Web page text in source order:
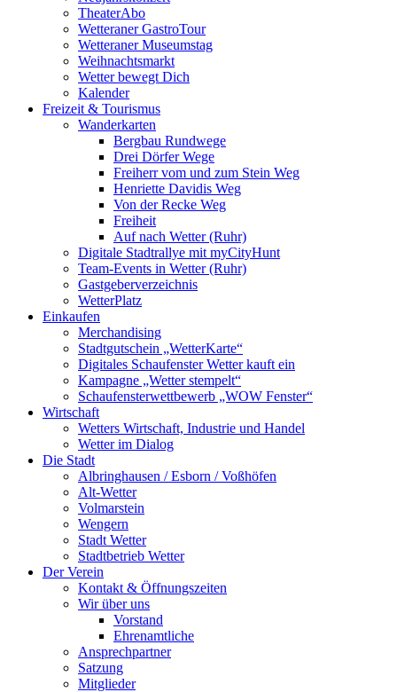
TheaterAbo
Wetteraner GastroTour
Wetteraner Museumstag
Weihnachtsmarkt
Wetter bewegt Dich
Kalender
Freizeit & Tourismus
Wanderkarten
Bergbau Rundwege
Drei Dörfer Wege
Freiherr vom und zum Stein Weg
Henriette Davidis Weg
Von der Recke Weg
Freiheit
Auf nach Wetter (Ruhr)
Digitale Stadtrallye mit myCityHunt
Team-Events in Wetter (Ruhr)
Gastgeberverzeichnis
WetterPlatz
Einkaufen
Merchandising
Stadtgutschein „WetterKarte“
Digitales Schaufenster Wetter kauft ein
Kampagne „Wetter stempelt“
Schaufensterwettbewerb „WOW Fenster“
Wirtschaft
Wetters Wirtschaft, Industrie und Handel
Wetter im Dialog
Die Stadt
Albringhausen / Esborn / Voßhöfen
Alt-Wetter​
Volmarstein
Wengern
Stadt Wetter
Stadtbetrieb Wetter
Der Verein
Kontakt & Öffnungszeiten
Wir über uns
Vorstand
Ehrenamtliche
Ansprechpartner
Satzung
Mitglieder